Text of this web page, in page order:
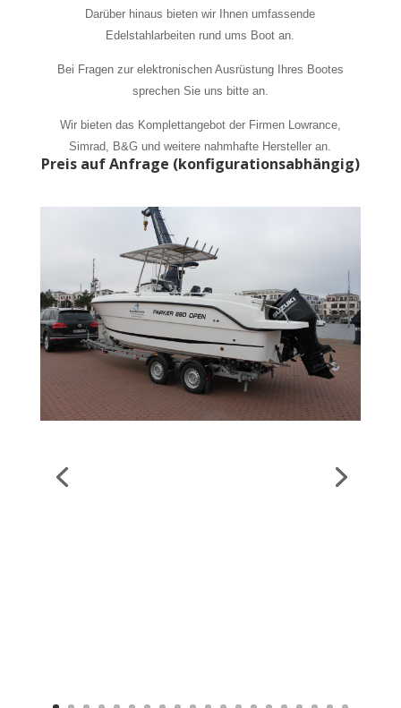
Darüber hinaus bieten wir Ihnen umfassende
Edelstahlarbeiten rund ums Boot an.
Bei Fragen zur elektronischen Ausrüstung Ihres Bootes
sprechen Sie uns bitte an.
Wir bieten das Komplettangebot der Firmen Lowrance,
Simrad, B&G und weitere nahmhafte Hersteller an.
Preis auf Anfrage (konfigurationsabhängig)